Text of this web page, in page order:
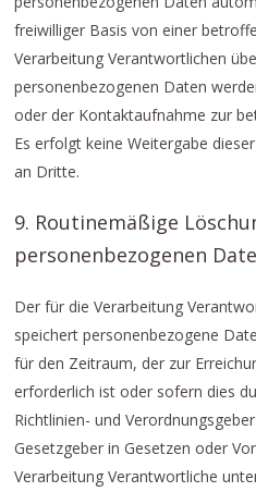
freiwilliger Basis von einer
Verarbeitung Verantwortlichen
personenbezogenen Daten
oder der Kontaktaufnahme zur
Es erfolgt keine Weitergabe
an Dritte.
9. Routinemäßige
personenbezogenen
Der für die Verarbeitung
speichert personenbezogene
für den Zeitraum, der zur
erforderlich ist oder sofern dies
Richtlinien- und
Gesetzgeber in Gesetzen oder
Verarbeitung Verantwortliche